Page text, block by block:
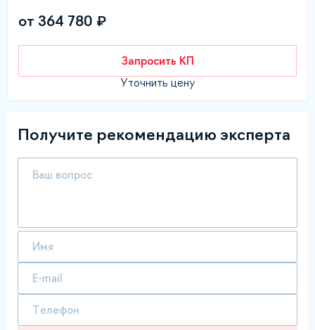
от 364 780 ₽
Запросить КП
Уточнить цену
Получите рекомендацию эксперта